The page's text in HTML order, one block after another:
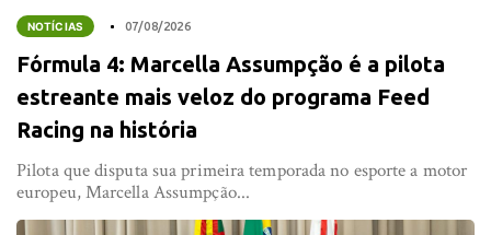
NOTÍCIAS 07/08/2026
Fórmula 4: Marcella Assumpção é a pilota
estreante mais veloz do programa Feed
Racing na história
Pilota que disputa sua primeira temporada no esporte a motor
europeu, Marcella Assumpção...